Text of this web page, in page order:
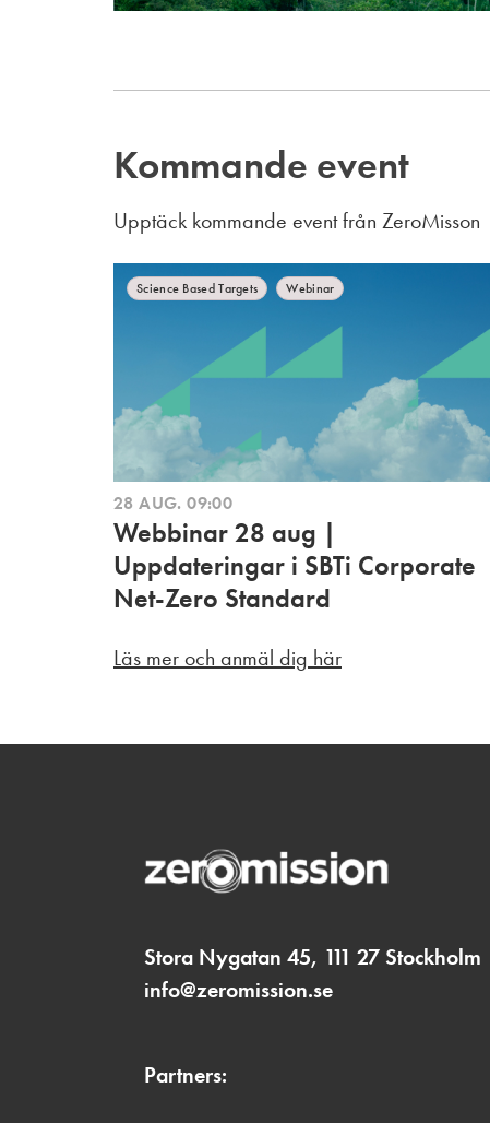
Kommande event
Upptäck kommande event från ZeroMisson
Science Based Targets Webinar
28 AUG.09:00
Webbinar 28 aug |
Uppdateringar i SBTi Corporate
Net-Zero Standard
Läs mer och anmäl dig här
Stora Nygatan 45, 111 27 Stockholm
info@zeromission.se
Partners: